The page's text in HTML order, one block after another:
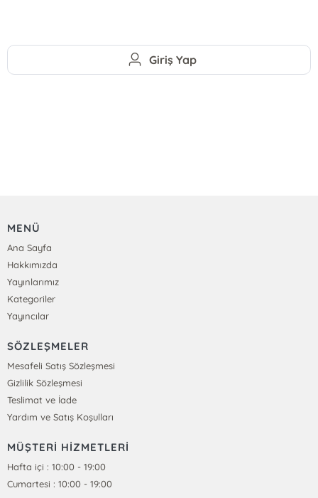
Giriş Yap
MENÜ
Ana Sayfa
Hakkımızda
Yayınlarımız
Kategoriler
Yayıncılar
SÖZLEŞMELER
Mesafeli Satış Sözleşmesi
Gizlilik Sözleşmesi
Teslimat ve İade
Yardım ve Satış Koşulları
MÜŞTERİ HİZMETLERİ
Hafta içi : 10:00 - 19:00
Cumartesi : 10:00 - 19:00